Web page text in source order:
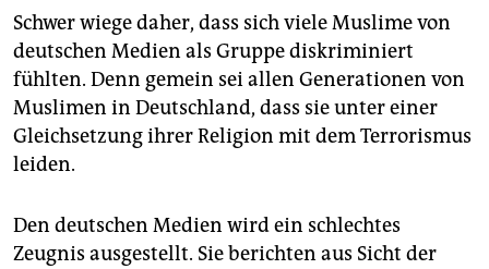
Schwer wiege daher, dass sich viele Muslime von
deutschen Medien als Gruppe diskriminiert
fühlten. Denn gemein sei allen Generationen von
Muslimen in Deutschland, dass sie unter einer
Gleichsetzung ihrer Religion mit dem Terrorismus
leiden.
Den deutschen Medien wird ein schlechtes
Zeugnis ausgestellt. Sie berichten aus Sicht der